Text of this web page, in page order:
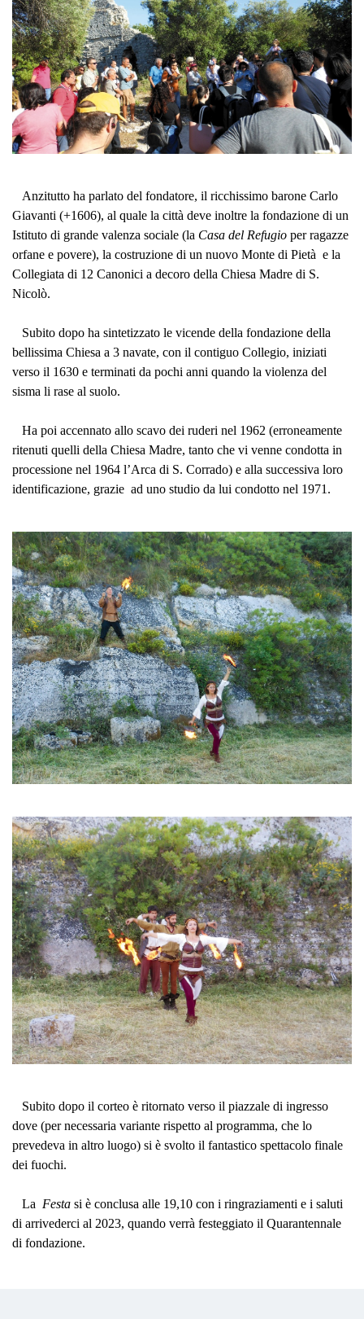
Anzitutto ha parlato del fondatore, il ricchissimo barone Carlo
Giavanti (+1606), al quale la città deve inoltre la fondazione di un
Istituto di grande valenza sociale (la Casa del Refugio per ragazze
orfane e povere), la costruzione di un nuovo Monte di Pietà e la
Collegiata di 12 Canonici a decoro della Chiesa Madre di S.
Nicolò.
Subito dopo ha sintetizzato le vicende della fondazione della
bellissima Chiesa a 3 navate, con il contiguo Collegio, iniziati
verso il 1630 e terminati da pochi anni quando la violenza del
sisma li rase al suolo.
Ha poi accennato allo scavo dei ruderi nel 1962 (erroneamente
ritenuti quelli della Chiesa Madre, tanto che vi venne condotta in
processione nel 1964 l’Arca di S. Corrado) e alla successiva loro
identificazione, grazie ad uno studio da lui condotto nel 1971.
Subito dopo il corteo è ritornato verso il piazzale di ingresso
dove (per necessaria variante rispetto al programma, che lo
prevedeva in altro luogo) si è svolto il fantastico spettacolo finale
dei fuochi.
La Festa si è conclusa alle 19,10 con i ringraziamenti e i saluti
di arrivederci al 2023, quando verrà festeggiato il Quarantennale
di fondazione.